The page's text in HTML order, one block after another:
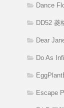
Dance
DD52 菱
Dear
Do As
Escape